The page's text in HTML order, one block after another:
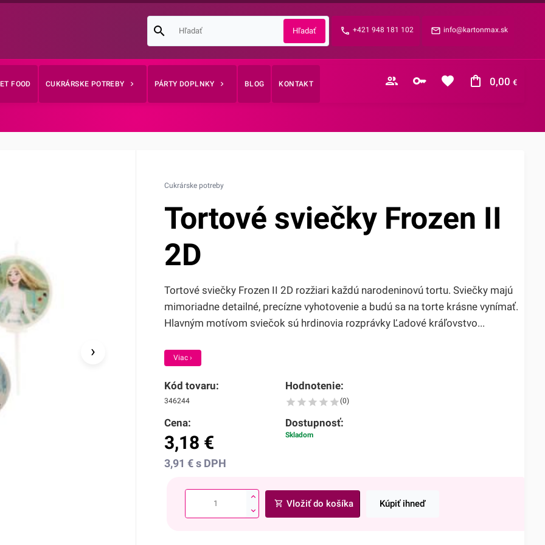
info@kartonmax.sk
+421 948 181 102
FOOD CUKRÁRSKE POTREBY PÁRTY DOPLNKY BLOG KONTAKT 0,00€
Zabudnuté heslo?
›
Cukrárske potreby
Tortové sviečky Frozen II
2D
Tortové sviečky Frozen II 2D rozžiari každú narodeninovú tortu. Sviečky majú
mimoriadne detailné, precízne vyhotovenie a budú sa na torte krásne vynímať.
Hlavným motívom sviečok sú hrdinovia rozprávky Ľadové kráľovstvo...
Viac ›
Kód tovaru:
346244
Hodnotenie:
(0)
Cena:
3,18 €
3,91 €s DPH
Dostupnosť:
Skladom
Vložiť do košíka Kúpiť ihneď